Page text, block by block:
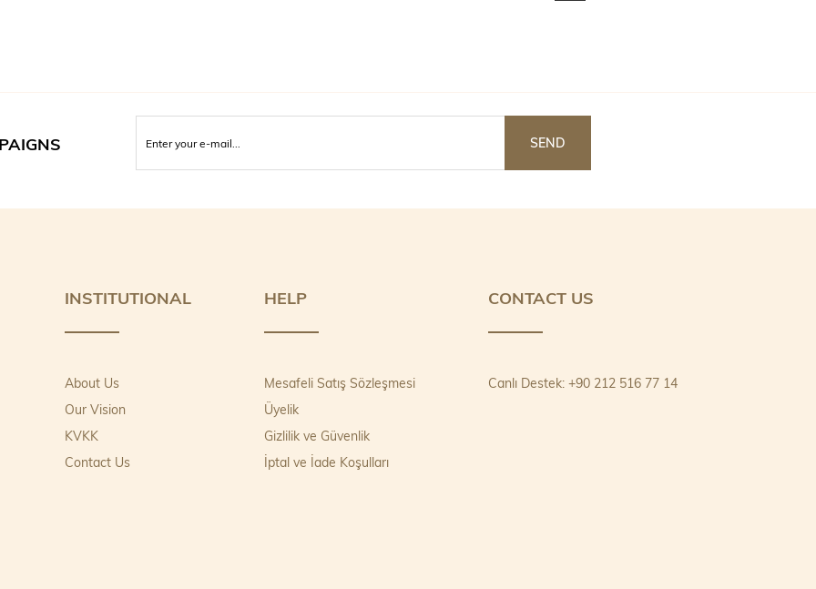
SEND
INSTITUTIONAL
About Us
Our Vision
KVKK
Contact Us
HELP
Mesafeli Satış Sözleşmesi
Üyelik
Gizlilik ve Güvenlik
İptal ve İade Koşulları
CONTACT US
Canlı Destek: +90 212 516 77 14